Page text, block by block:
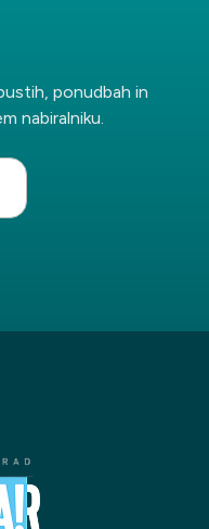
in uporabljeni izključno
povpraševanja ter brez
tretjim osebam.
ponudbah in
nabiralniku.